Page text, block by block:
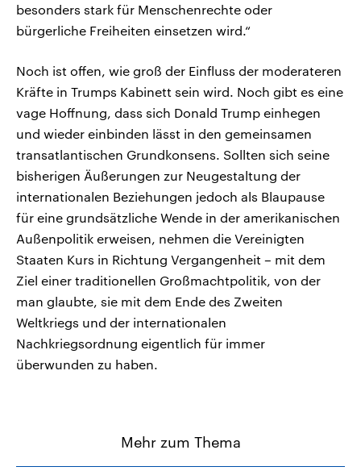
besonders stark für Menschenrechte oder
bürgerliche Freiheiten einsetzen wird.“
Noch ist offen, wie groß der Einfluss der moderateren
Kräfte in Trumps Kabinett sein wird. Noch gibt es eine
vage Hoffnung, dass sich Donald Trump einhegen
und wieder einbinden lässt in den gemeinsamen
transatlantischen Grundkonsens. Sollten sich seine
bisherigen Äußerungen zur Neugestaltung der
internationalen Beziehungen jedoch als Blaupause
für eine grundsätzliche Wende in der amerikanischen
Außenpolitik erweisen, nehmen die Vereinigten
Staaten Kurs in Richtung Vergangenheit – mit dem
Ziel einer traditionellen Großmachtpolitik, von der
man glaubte, sie mit dem Ende des Zweiten
Weltkriegs und der internationalen
Nachkriegsordnung eigentlich für immer
überwunden zu haben.
Mehr zum Thema